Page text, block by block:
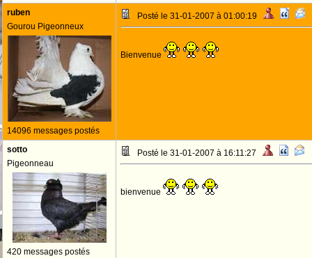
ruben
Gourou Pigeonneux
14096 messages postés
Posté le 31-01-2007 à 01:00:19
Bienvenue
sotto
Pigeonneau
420 messages postés
Posté le 31-01-2007 à 16:11:27
bienvenue